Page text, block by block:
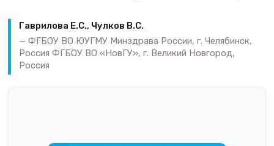
Гаврилова Е.С., Чулков В.С.
ФГБОУ ВО ЮУГМУ Минздрава России, г. Челябинск,
Россия ФГБОУ ВО «НовГУ», г. Великий Новгород,
Россия